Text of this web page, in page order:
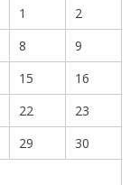
1
2
8
9
15
16
22
23
29
30